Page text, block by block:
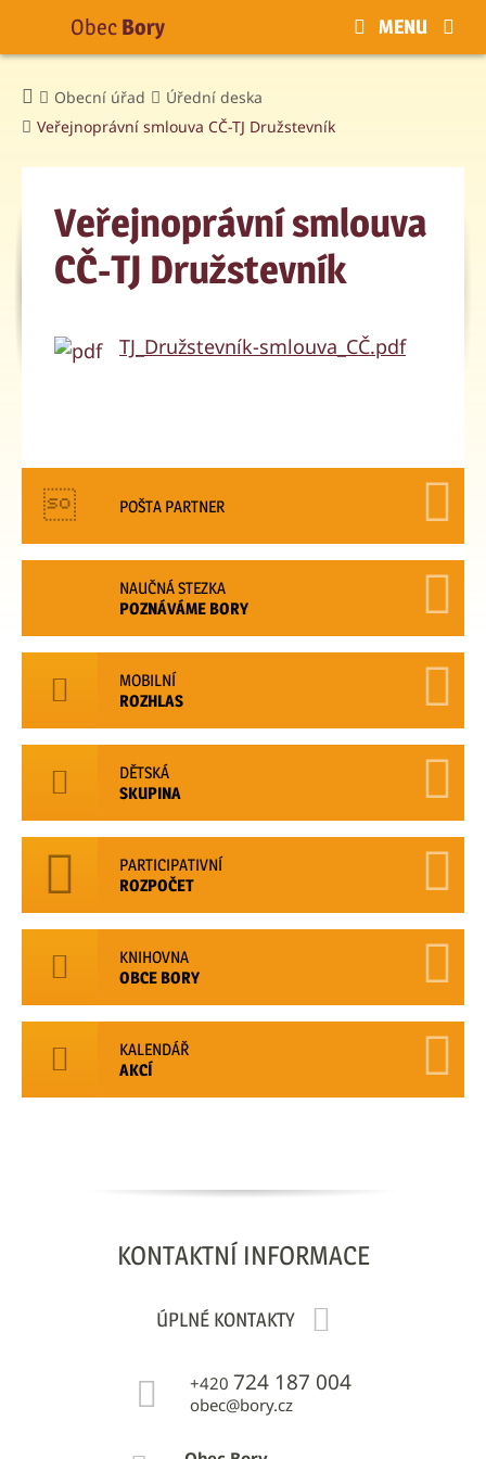
Obecní úřad
Úřední deska
Veřejnoprávní smlouva CČ-TJ Družstevník
Veřejnoprávní smlouva
CČ-TJ Družstevník
TJ_Družstevník-smlouva_CČ.pdf
POŠTA PARTNER
NAUČNÁ STEZKA
POZNÁVÁME BORY
MOBILNÍ
ROZHLAS
DĚTSKÁ
SKUPINA
PARTICIPATIVNÍ
ROZPOČET
KNIHOVNA
OBCE BORY
KALENDÁŘ
AKCÍ
KONTAKTNÍ INFORMACE
+420 724 187 004
obec@bory.cz
ÚPLNÉ KONTAKTY
Obec Bory MENU